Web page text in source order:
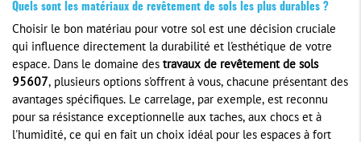
Quels sont les matériaux de revêtement de sols les plus durables ?
Choisir le bon matériau pour votre sol est une décision cruciale
qui influence directement la durabilité et l'esthétique de votre
espace. Dans le domaine des travaux de revêtement de sols
95607, plusieurs options s'offrent à vous, chacune présentant des
avantages spécifiques. Le carrelage, par exemple, est reconnu
pour sa résistance exceptionnelle aux taches, aux chocs et à
l'humidité, ce qui en fait un choix idéal pour les espaces à fort